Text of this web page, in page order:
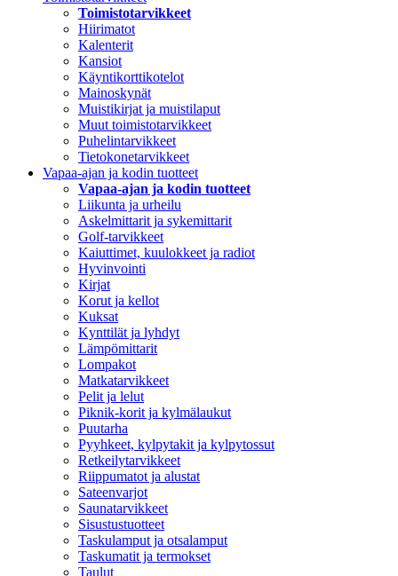
Toimistotarvikkeet
Hiirimatot
Kalenterit
Kansiot
Käyntikorttikotelot
Mainoskynät
Muistikirjat ja muistilaput
Muut toimistotarvikkeet
Puhelintarvikkeet
Tietokonetarvikkeet
Vapaa-ajan ja kodin tuotteet
Vapaa-ajan ja kodin tuotteet
Liikunta ja urheilu
Askelmittarit ja sykemittarit
Golf-tarvikkeet
Kaiuttimet, kuulokkeet ja radiot
Hyvinvointi
Kirjat
Korut ja kellot
Kuksat
Kynttilät ja lyhdyt
Lämpömittarit
Lompakot
Matkatarvikkeet
Pelit ja lelut
Piknik-korit ja kylmälaukut
Puutarha
Pyyhkeet, kylpytakit ja kylpytossut
Retkeilytarvikkeet
Riippumatot ja alustat
Sateenvarjot
Saunatarvikkeet
Sisustustuotteet
Taskulamput ja otsalamput
Taskumatit ja termokset
Taulut